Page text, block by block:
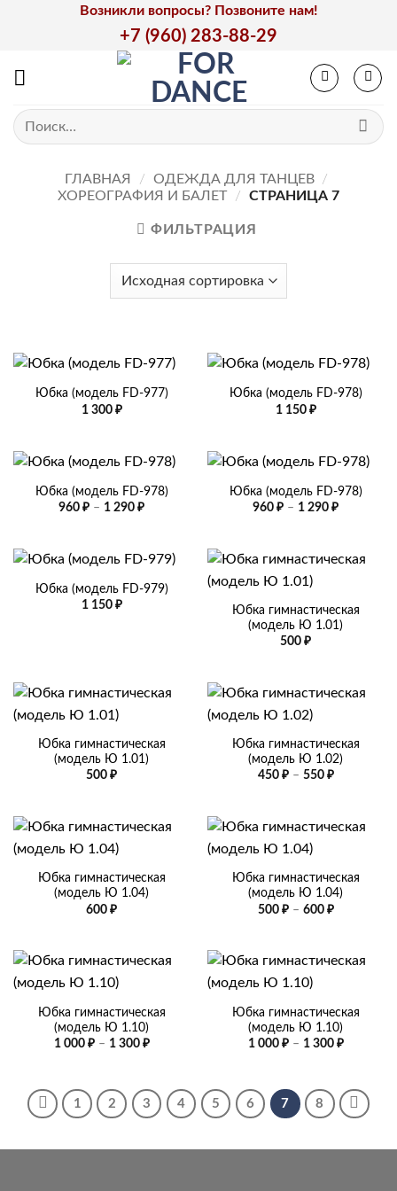
Возникли вопросы? Позвоните нам!
+7 (960) 283-88-29
Искать:
ГЛАВНАЯ / ОДЕЖДА ДЛЯ ТАНЦЕВ /
ХОРЕОГРАФИЯ И БАЛЕТ
/ СТРАНИЦА 7
ФИЛЬТРАЦИЯ
Юбка (модель FD-977)
1 300 ₽
Юбка (модель FD-978)
1 150 ₽
Юбка (модель FD-978)
960 ₽ – 1 290 ₽Диапазон
1
290 ₽
Юбка (модель FD-978)
960 ₽ – 1 290 ₽Диапазон
290 ₽
Юбка (модель FD-979)
1 150 ₽
Юбка гимнастическая
(модель Ю 1.01)
500 ₽
Юбка гимнастическая
(модель Ю 1.01)
500 ₽
Юбка гимнастическая
(модель Ю 1.02)
450 ₽ – 550 ₽Диапазон
Юбка гимнастическая
(модель Ю 1.04)
600 ₽
Юбка гимнастическая
(модель Ю 1.04)
500 ₽ – 600 ₽Диапазон
Юбка гимнастическая
(модель Ю 1.10)
1 000 ₽ – 1 300 ₽Диапазон
–
1
300 ₽
Юбка гимнастическая
(модель Ю 1.10)
1 000 ₽ – 1 300 ₽
–
1
300 ₽
1 2 3 4 5 6 7 8